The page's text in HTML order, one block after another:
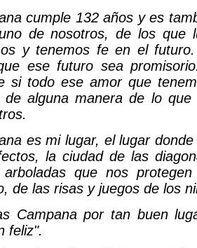
cumple 132 años y es
de nosotros, de los que
y tenemos fe en el
ese futuro sea
si todo ese amor que
de alguna manera de lo que
es mi lugar, el lugar
la ciudad de las
arboladas que nos
de las risas y juegos de los
Campana por tan buen
feliz".